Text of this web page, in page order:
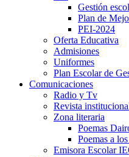
Gestión
Plan de
PEI-2024
Oferta Educativa
Admisiones
Uniformes
Plan Escolar de
Comunicaciones
Radio y Tv
Revista
Zona literaria
Poemas
Poemas a
Emisora Escolar